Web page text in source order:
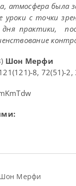
атмосфера была
уроки с точки
дня практики,
Шон Мерфи
8, 72(51)-
Мерфи